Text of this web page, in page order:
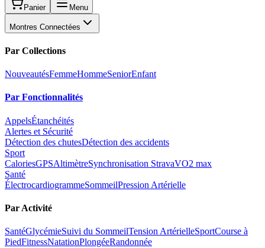
Panier Menu
Montres Connectées
Par Collections
NouveautésFemmeHommeSeniorEnfant
Par Fonctionnalités
AppelsÉtanchéités
Alertes et Sécurité
Détection des chutesDétection des accidents
Sport
CaloriesGPSAltimètreSynchronisation StravaVO2 max
Santé
ÉlectrocardiogrammeSommeilPression Artérielle
Par Activité
SantéGlycémieSuivi du SommeilTension ArtérielleSportCourse à
PiedFitnessNatationPlongéeRandonnée